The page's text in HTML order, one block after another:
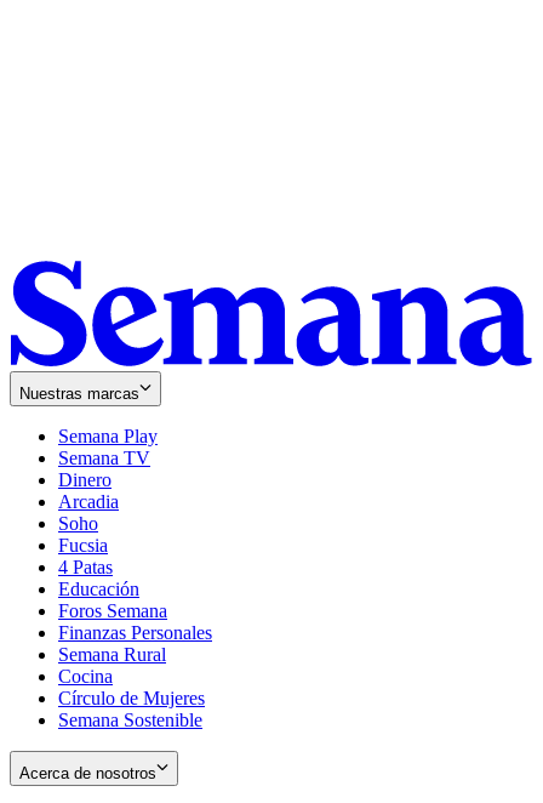
Nuestras marcas
Semana Play
Semana TV
Dinero
Arcadia
Soho
in
new
window
Fucsia
in
new
window
4 Patas
Educación
Foros Semana
Finanzas Personales
Semana Rural
Cocina
Círculo de Mujeres
Semana Sostenible
Acerca de nosotros